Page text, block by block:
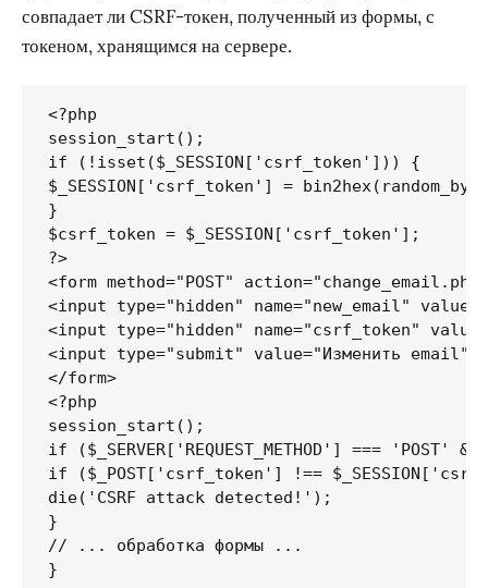
совпадает ли CSRF-токен, полученный из формы, с
токеном, хранящимся на сервере.
<?php
session_start();
if (!isset($_SESSION['csrf_token'])) {
$_SESSION['csrf_token'] =
}
$csrf_token = $_SESSION['csrf_token'];
?>
<form method="POST"
<input type="hidden" name="new_email"
<input type="hidden" name="csrf_token"
<input type="submit" value="Изменить email">
</form>
<?php
session_start();
if ($_SERVER['REQUEST_METHOD'] ===
if ($_POST['csrf_token'] !==
die('CSRF attack detected!');
}
// ... обработка формы ...